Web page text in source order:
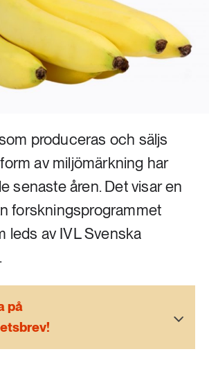
produceras och säljs
av miljömärkning har
senaste åren. Det visar en
forskningsprogrammet
leds av IVL Svenska
på